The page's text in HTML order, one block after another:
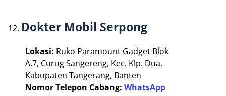
Dokter Mobil Serpong
Lokasi: Ruko Paramount Gadget Blok
A.7, Curug Sangereng, Kec. Klp. Dua,
Kabupaten Tangerang, Banten
Nomor Telepon Cabang: WhatsApp